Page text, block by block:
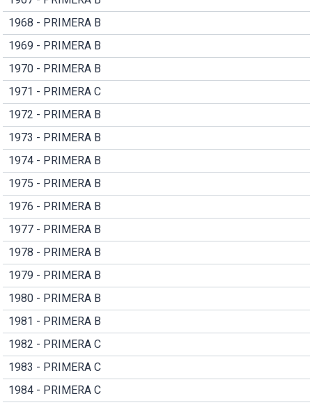
1968 - PRIMERA B
1969 - PRIMERA B
1970 - PRIMERA B
1971 - PRIMERA C
1972 - PRIMERA B
1973 - PRIMERA B
1974 - PRIMERA B
1975 - PRIMERA B
1976 - PRIMERA B
1977 - PRIMERA B
1978 - PRIMERA B
1979 - PRIMERA B
1980 - PRIMERA B
1981 - PRIMERA B
1982 - PRIMERA C
1983 - PRIMERA C
1984 - PRIMERA C